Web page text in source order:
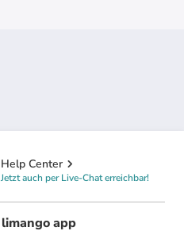
Help Center
Jetzt auch per Live-Chat erreichbar!
limango app